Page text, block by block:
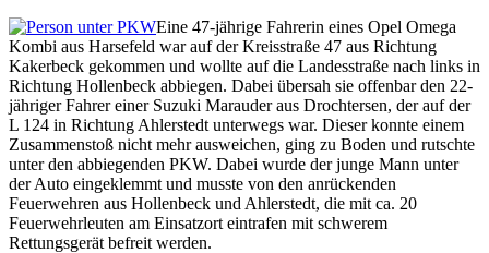
Eine 47-jährige Fahrerin eines Opel Omega
Kombi aus Harsefeld war auf der Kreisstraße 47 aus Richtung
Kakerbeck gekommen und wollte auf die Landesstraße nach links in
Richtung Hollenbeck abbiegen. Dabei übersah sie offenbar den 22-
jähriger Fahrer einer Suzuki Marauder aus Drochtersen, der auf der
L 124 in Richtung Ahlerstedt unterwegs war. Dieser konnte einem
Zusammenstoß nicht mehr ausweichen, ging zu Boden und rutschte
unter den abbiegenden PKW. Dabei wurde der junge Mann unter
der Auto eingeklemmt und musste von den anrückenden
Feuerwehren aus Hollenbeck und Ahlerstedt, die mit ca. 20
Feuerwehrleuten am Einsatzort eintrafen mit schwerem
Rettungsgerät befreit werden.